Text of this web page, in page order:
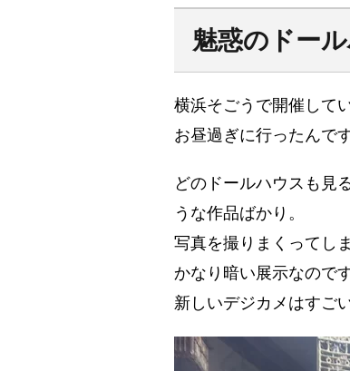
魅惑のドー
横浜そごうで開催してい
お昼過ぎに行ったんで
どのドールハウスも見
うな作品ばかり。
写真を撮りまくってし
かなり暗い展示なので
新しいデジカメはすご